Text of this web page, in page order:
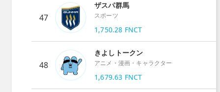
47
ザスパ群馬
スポーツ
1,750.28 FNCT
48
きよしトークン
アニメ・漫画・キャラクター
1,679.63 FNCT